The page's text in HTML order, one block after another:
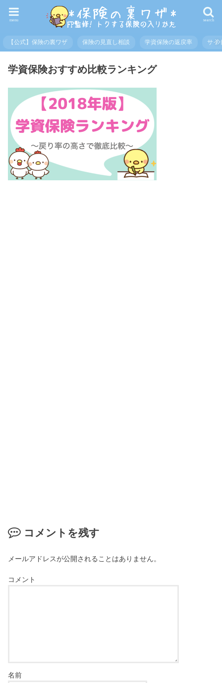
search
menu
【公式】保険の裏ワザ 保険の見直し相談 学資保険の返戻率 サイ
学資保険おすすめ比較ランキング
コメントを残す
メールアドレスが公開されることはありません。
コメント
名前